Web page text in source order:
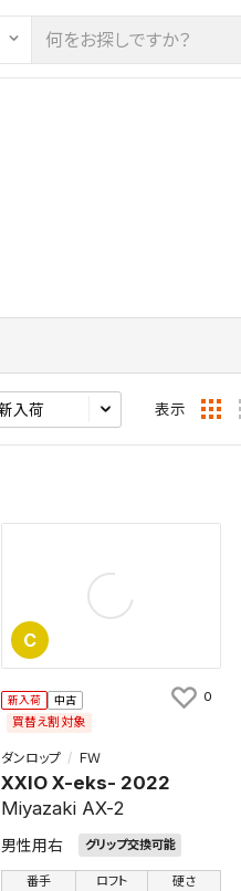
表示
C
新入荷 中古
買替え割対象
ダンロップ ＦＷ
XXIO X-eks- 2022
Miyazaki AX-2
男性用右 グリップ交換可能
番手 ロフト 硬さ
0